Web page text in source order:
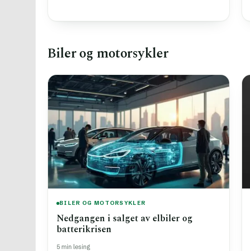
Biler og motorsykler
BILER OG MOTORSYKLER
Nedgangen i salget av elbiler og
batterikrisen
5 min lesing